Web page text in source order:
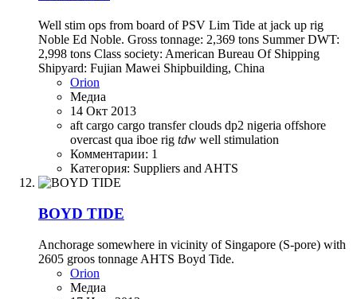
Well stim ops from board of PSV Lim Tide at jack up rig
Noble Ed Noble. Gross tonnage: 2,369 tons Summer DWT:
2,998 tons Class society: American Bureau Of Shipping
Shipyard: Fujian Mawei Shipbuilding, China
Orion
Медиа
14 Окт 2013
aft cargo cargo transferclouds dp2 nigeria offshore
overcast qua iboe rig tdw well stimulation
Комментарии: 1
Категория: Suppliers and AHTS
BOYD TIDE
Anchorage somewhere in vicinity of Singapore (S-pore) with
2605 groos tonnage AHTS Boyd Tide.
Orion
Медиа